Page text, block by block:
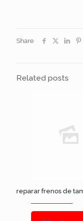
Share
Related posts
reparar frenos de